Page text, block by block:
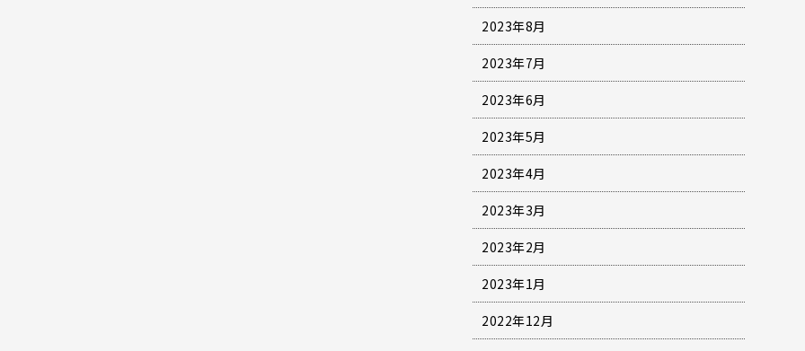
2023年8月
2023年7月
2023年6月
2023年5月
2023年4月
2023年3月
2023年2月
2023年1月
2022年12月